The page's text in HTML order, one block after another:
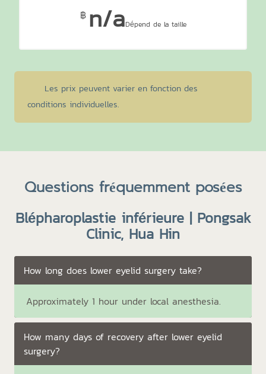
฿ n/aDépend de la taille
Les prix peuvent varier en fonction des
conditions individuelles.
Questions fréquemment posées
Blépharoplastie inférieure | Pongsak
Clinic, Hua Hin
How long does lower eyelid surgery take?
Approximately 1 hour under local anesthesia.
How many days of recovery after lower eyelid
surgery?